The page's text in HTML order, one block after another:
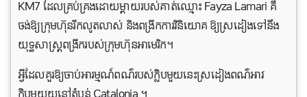
KM7 ដែលគ្រប់គ្រងដោយម្តាយរបស់គាត់ឈ្មោះ Fayza Lamari គឺ
ចង់ឱ្យក្រុមហ៊ុនរីកលូតលាស់ និងពង្រីកការវិនិយោគ ឱ្យស្រដៀងទៅនឹង
យុទ្ធសាស្រ្តពង្រីករបស់ក្រុមហ៊ុនអាមេរិក។
អ្វីដែលគួរឱ្យចាប់អារម្មណ៍ពណ៌របស់ក្លិបមួយនេះស្រដៀងពណ៌អាវ